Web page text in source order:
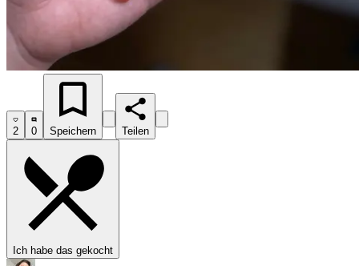
2 0 Speichern Teilen
Ich habe das gekocht